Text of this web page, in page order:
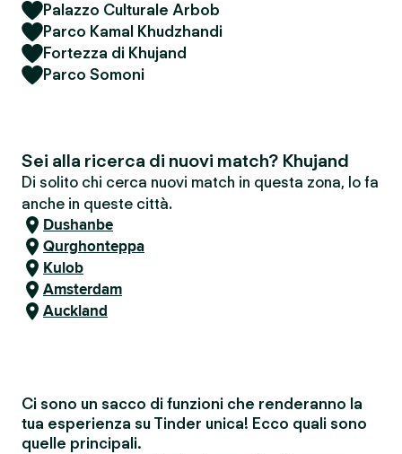
Palazzo Culturale Arbob
Parco Kamal Khudzhandi
Fortezza di Khujand
Parco Somoni
Sei alla ricerca di nuovi match? Khujand
Di solito chi cerca nuovi match in questa zona, lo fa
anche in queste città.
Dushanbe
Qurghonteppa
Kulob
Amsterdam
Auckland
Ci sono un sacco di funzioni che renderanno la
tua esperienza su Tinder unica! Ecco quali sono
quelle principali.